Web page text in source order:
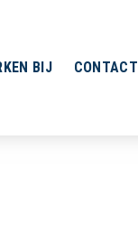
BIJ CONTACT